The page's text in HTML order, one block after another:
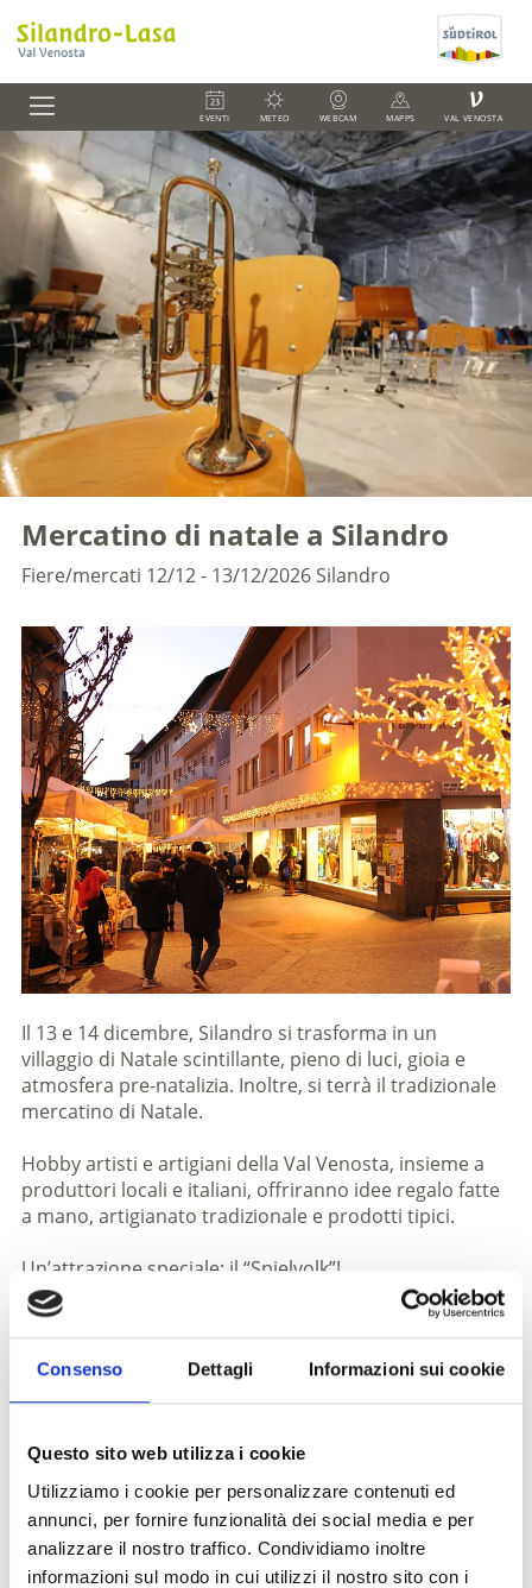
Consenso Dettagli Informazioni sui cookie
Questo sito web utilizza i cookie
Utilizziamo i cookie per personalizzare contenuti ed
annunci, per fornire funzionalità dei social media e per
analizzare il nostro traffico. Condividiamo inoltre
informazioni sul modo in cui utilizzi il nostro sito con i
EVENTI METEO WEBCAM MAPPS
V
VAL VENOSTA
Mercatino di natale a Silandro
Fiere/mercati 12/12 - 13/12/2026Silandro
Il 13 e 14 dicembre, Silandro si trasforma in un
villaggio di Natale scintillante, pieno di luci, gioia e
atmosfera pre-natalizia. Inoltre, si terrà il tradizionale
mercatino di Natale.
Hobby artisti e artigiani della Val Venosta, insieme a
produttori locali e italiani, offriranno idee regalo fatte
a mano, artigianato tradizionale e prodotti tipici.
Un’attrazione speciale: il “Spielvolk”!
Le figure magiche luminose su trampoli portano la
magia del Natale direttamente per le vie di Silandro
con la loro performance fantasiosa, incantando grandi
e piccini – un’esperienza da non perdere!
un laboratorio creativo presso la sede base, racconti
immagini (inizio il 9 dicembre), in cui potrete ritirare la
vostra ricompensa domenica dalle 15:00 alle 17:00 in
piazza.